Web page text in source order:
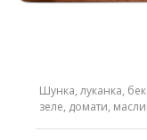
Шунка, луканка,
зеле, домати,